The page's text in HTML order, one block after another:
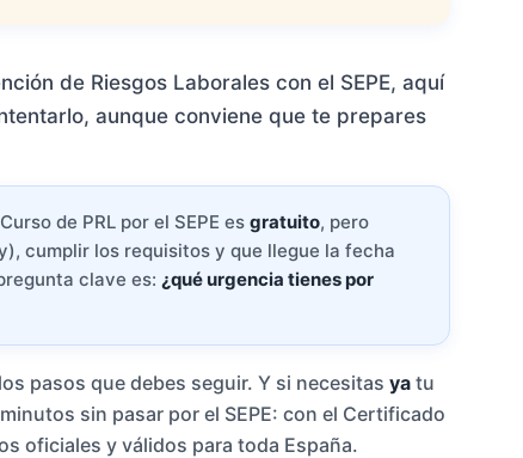
de Riesgos Laborales con el SEPE, aquí
aunque conviene que te prepares
de PRL por el SEPE es gratuito, pero
cumplir los requisitos y que llegue la fecha
clave es: ¿qué urgencia tienes por
pasos que debes seguir. Y si necesitas ya tu
sin pasar por el SEPE: con el Certificado
oficiales y válidos para toda España.